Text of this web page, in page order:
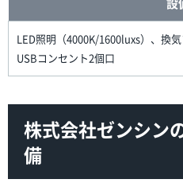
LED照明（4000K/1600luxs）、換
USBコンセント2個口
株式会社ゼンシン
備